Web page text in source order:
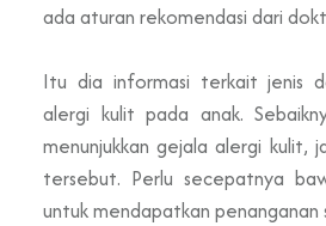
ada aturan rekomendasi dari
Itu dia informasi terkait jenis
alergi kulit pada anak.
menunjukkan gejala alergi kulit,
tersebut. Perlu secepatnya
untuk mendapatkan penanganan